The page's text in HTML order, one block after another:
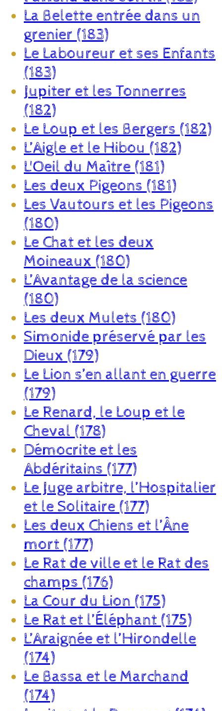
La Belette entrée dans un
grenier (183)
Le Laboureur et ses Enfants
(183)
Jupiter et les Tonnerres
(182)
Le Loup et les Bergers (182)
L’Aigle et le Hibou (182)
L'Oeil du Maître (181)
Les deux Pigeons (181)
Les Vautours et les Pigeons
(180)
Le Chat et les deux
Moineaux (180)
L’Avantage de la science
(180)
Les deux Mulets (180)
Simonide préservé par les
Dieux (179)
Le Lion s’en allant en guerre
(179)
Le Renard, le Loup et le
Cheval (178)
Démocrite et les
Abdéritains (177)
Le Juge arbitre, l’Hospitalier
et le Solitaire (177)
Les deux Chiens et l’Âne
mort (177)
Le Rat de ville et le Rat des
champs (176)
La Cour du Lion (175)
Le Rat et l’Éléphant (175)
L’Araignée et l’Hirondelle
(174)
Le Bassa et le Marchand
(174)